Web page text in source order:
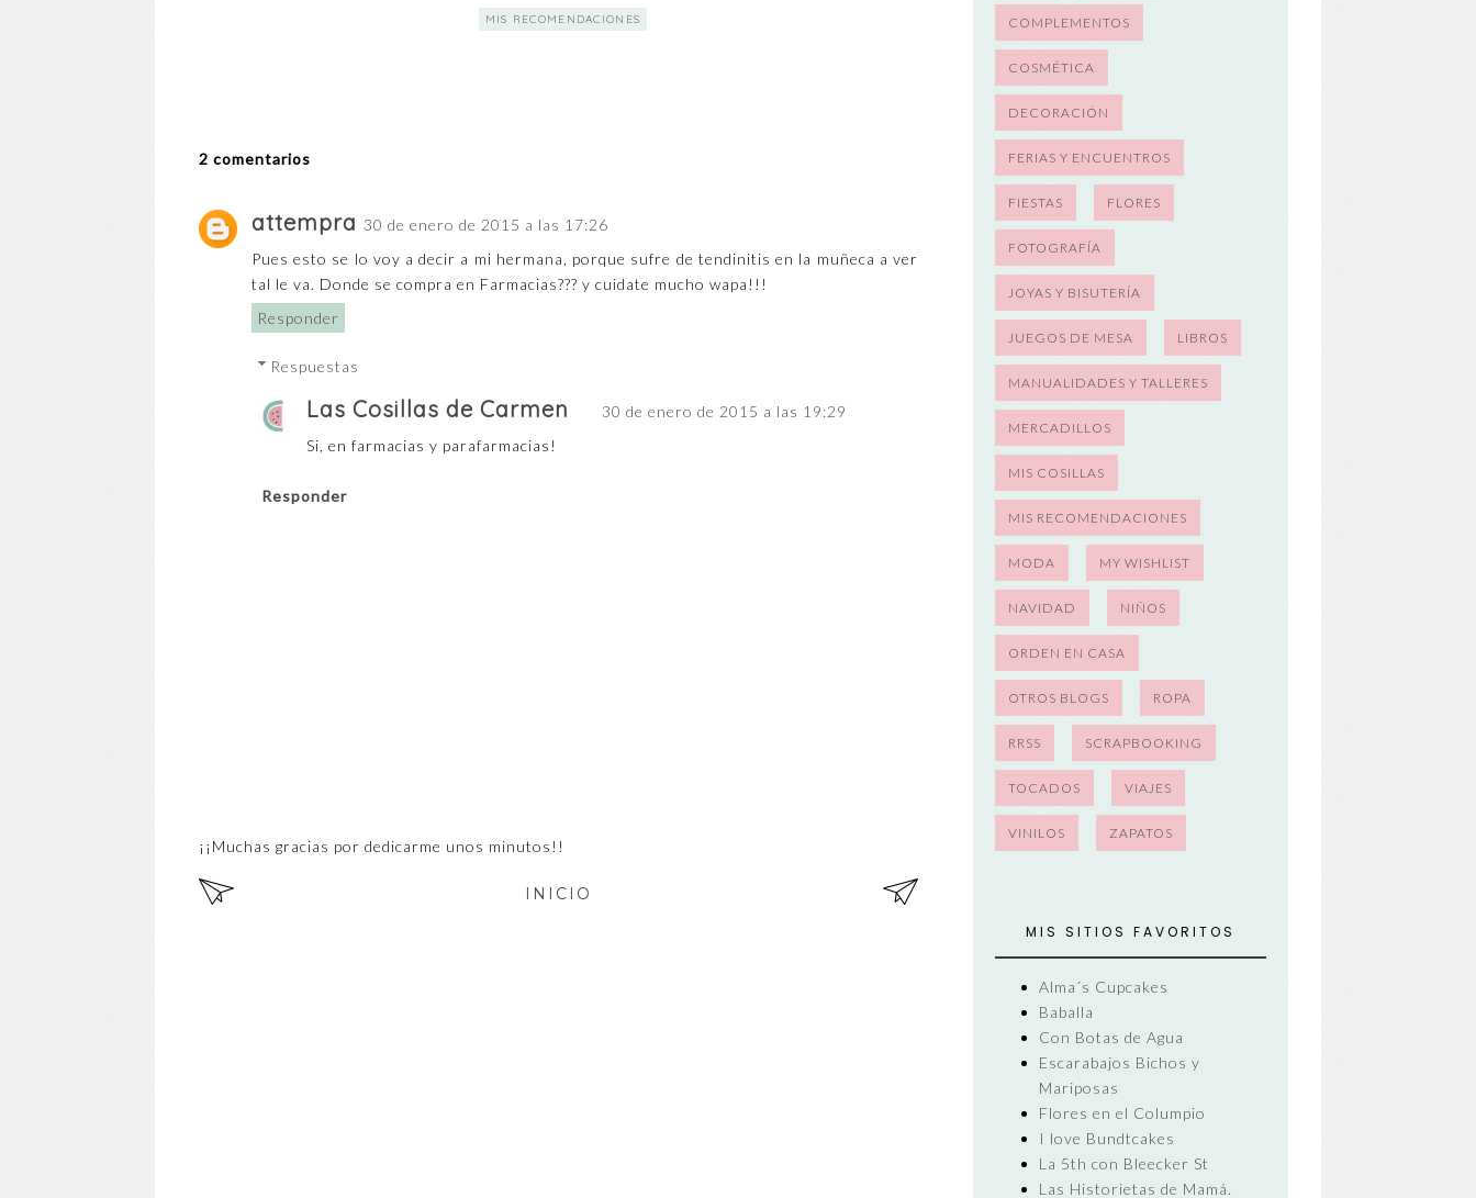
MIS RECOMENDACIONES
2 comentarios
attempra 30 de enero de 2015 a las 17:26
Pues esto se lo voy a decir a mi hermana, porque sufre de tendinitis en la muñeca a ver
tal le va. Donde se compra en Farmacias??? y cuidate mucho wapa!!!
Responder
Respuestas
Las Cosillas de Carmen
30 de enero de 2015 a las 19:29
Si, en farmacias y parafarmacias!
Responder
¡¡Muchas gracias por dedicarme unos minutos!!
EN EN
INICIO
COMPLEMENTOS
COSMÉTICA
DECORACIÓN
FERIAS Y ENCUENTROS
FIESTAS FLORES
FOTOGRAFÍA
JOYAS Y BISUTERÍA
JUEGOS DE MESA LIBROS
MANUALIDADES Y TALLERES
MERCADILLOS
MIS COSILLAS
MIS RECOMENDACIONES
MODA MY WISHLIST
NAVIDAD NIÑOS
ORDEN EN CASA
OTROS BLOGS ROPA
RRSS SCRAPBOOKING
TOCADOS VIAJES
VINILOS ZAPATOS
MIS SITIOS FAVORITOS
Alma´s Cupcakes
Baballa
Con Botas de Agua
Escarabajos Bichos y
Mariposas
Flores en el Columpio
I love Bundtcakes
La 5th con Bleecker St
Las Historietas de Mamá.